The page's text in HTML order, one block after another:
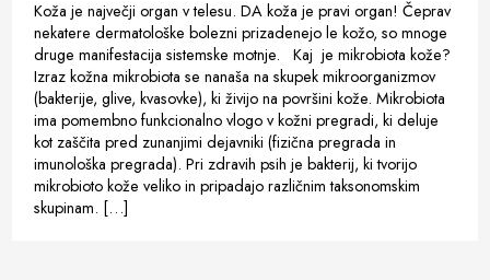
Koža je največji organ v telesu. DA koža je pravi organ! Čeprav
nekatere dermatološke bolezni prizadenejo le kožo, so mnoge
druge manifestacija sistemske motnje. Kaj je mikrobiota kože?
Izraz kožna mikrobiota se nanaša na skupek mikroorganizmov
(bakterije, glive, kvasovke), ki živijo na površini kože. Mikrobiota
ima pomembno funkcionalno vlogo v kožni pregradi, ki deluje
kot zaščita pred zunanjimi dejavniki (fizična pregrada in
imunološka pregrada). Pri zdravih psih je bakterij, ki tvorijo
mikrobioto kože veliko in pripadajo različnim taksonomskim
skupinam. […]